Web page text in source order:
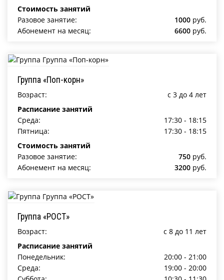
Стоимость занятий
Разовое занятие:
1000 руб.
Абонемент на месяц:
6600 руб.
Группа «Поп-корн»
Возраст:
c 3 до 4 лет
Расписание занятий
Среда:
17:30 - 18:15
Пятница:
17:30 - 18:15
Стоимость занятий
Разовое занятие:
750 руб.
Абонемент на месяц:
3200 руб.
Группа «РОСТ»
Возраст:
c 8 до 11 лет
Расписание занятий
Понедельник:
20:00 - 21:00
Среда:
19:00 - 20:00